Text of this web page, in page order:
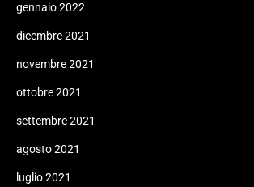
gennaio 2022
dicembre 2021
novembre 2021
ottobre 2021
settembre 2021
agosto 2021
luglio 2021